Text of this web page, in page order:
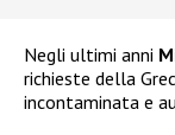
Negli ultimi anni
richieste della
incontaminata e